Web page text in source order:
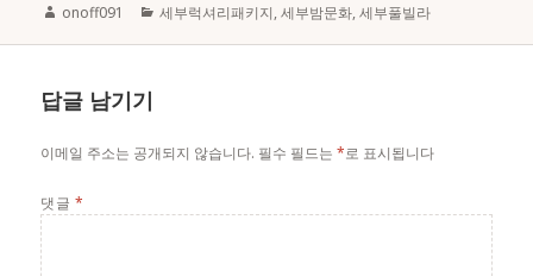
Author
onoff091 Categories
세부럭셔리패키지,세부밤문화,세부풀빌라
답글 남기기
이메일 주소는 공개되지 않습니다. 필수 필드는*로 표시됩니다
댓글 *